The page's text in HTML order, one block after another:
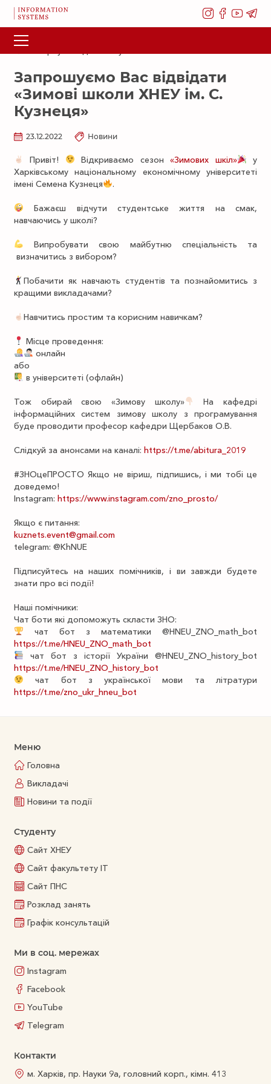
Запрошуємо Вас відвідати
«Зимові школи ХНЕУ ім. С.
Кузнеця»
23.12.2022 Новини
Привіт! Відкриваємо сезон«Зимових шкіл»
у
Харківському національному економічному університеті
імені Семена Кузнеця
.
Бажаєш відчути студентське життя на смак,
навчаючись у школі?
Випробувати свою майбутню спеціальність та
визначитись з вибором?
Побачити як навчають студентів та познайомитись з
кращими викладачами?
Навчитись простим та корисним навичкам?
Місце проведення:
онлайн
або
в університеті (офлайн)
Тож обирай свою «Зимову школу»
На кафедрі
інформаційних систем зимову школу з програмування
буде проводити професор кафедри Щербаков О.В.
Слідкуй за анонсами на каналі: https://t.me/abitura_2019
#ЗНОцеПРОСТО Якщо не віриш, підпишись, і ми тобі це
доведемо!
Instagram: https://www.instagram.com/zno_prosto/
Якщо є питання:
kuznets.event@gmail.com
telegram: @KhNUE
Підписуйтесь на наших помічників, і ви завжди будете
знати про всі події!
Наші помічники:
Чат боти які допоможуть скласти ЗНО:
чат бот з математики @HNEU_ZNO_math_bot
https://t.me/HNEU_ZNO_math_bot
чат бот з історії України @HNEU_ZNO_history_bot
https://t.me/HNEU_ZNO_history_bot
чат бот з української мови та літратури
https://t.me/zno_ukr_hneu_bot
Меню
Головна
Викладачі
Новини та події
Студенту
Сайт ХНЕУ
Сайт факультету ІТ
Сайт ПНС
Розклад занять
Графік консультацій
Ми в соц. мережах
Instagram
Facebook
YouTube
Telegram
Контакти
м. Харків, пр. Науки 9а, головний корп., кімн. 413